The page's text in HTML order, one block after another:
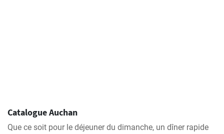
Catalogue Auchan
Que ce soit pour le déjeuner du dimanche, un dîner rapide